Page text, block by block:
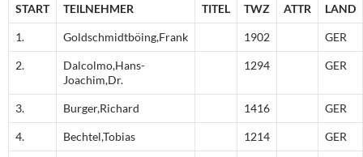
START TEILNEHMER TITEL TWZ ATTR LAND
1. Goldschmidtböing,Frank 1902 GER
2.
Dalcolmo,Hans-
Joachim,Dr.
1294 GER
3. Burger,Richard 1416 GER
4. Bechtel,Tobias 1214 GER